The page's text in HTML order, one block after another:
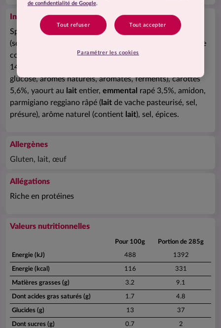
Ingrédients
Spécialité céréalière au blanc d'œuf
préparée 35%
(semoule de
, huile de
colza, vinaigre d'alcool), eau, allumettes de jambon cuit
14% (jambon de porc (origine France), eau, sel, sirop de
glucose, arômes naturels, aromates, ferments), carottes
5,6%, yaourt au lait entier, emmental rapé 3,5%, amidon,
parmigiano reggiano râpé ( lait de vache pasteurisé, sel,
présure), arôme naturel (contient lait), sel, épices.
Allergènes
Gluten, lait, œuf
Allégations
Riche en protéines
Valeurs nutritionnelles
Pour 100g Portion de 285g
Energie (kJ) 488 1392
Energie (kcal) 116 331
Matières grasses (g) 3.2 9.1
Dont acides gras saturés (g) 1.7 4.8
Glucides (g) 13 37
Dont sucres (g) 0.7 2
de confidentialité de Google.
Tout refuser Tout accepter
Paramétrer les cookies